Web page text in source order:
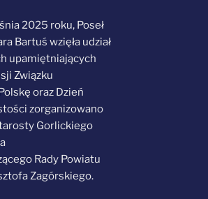
2025 roku, Poseł
Bartuś wzięła udział
upamiętniających
Związku
oraz Dzień
zorganizowano
Gorlickiego
Rady Powiatu
Zagórskiego.